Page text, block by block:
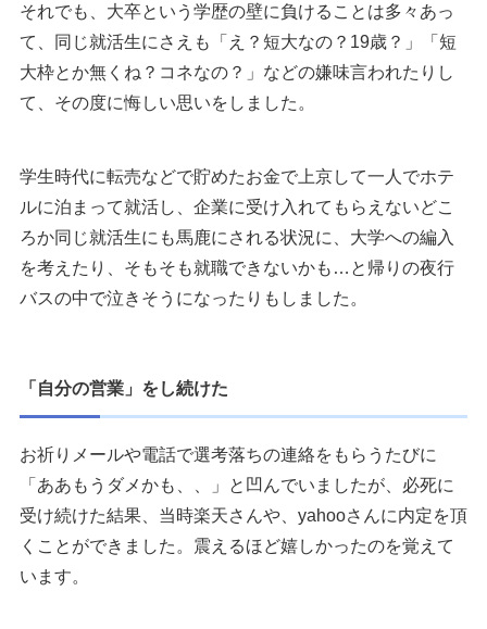
それでも、大卒という学歴の壁に負けることは多々あっ
て、同じ就活生にさえも「え？短大なの？19歳？」「短
大枠とか無くね？コネなの？」などの嫌味言われたりし
て、その度に悔しい思いをしました。
学生時代に転売などで貯めたお金で上京して一人でホテ
ルに泊まって就活し、企業に受け入れてもらえないどこ
ろか同じ就活生にも馬鹿にされる状況に、大学への編入
を考えたり、そもそも就職できないかも…と帰りの夜行
バスの中で泣きそうになったりもしました。
「自分の営業」をし続けた
お祈りメールや電話で選考落ちの連絡をもらうたびに
「ああもうダメかも、、」と凹んでいましたが、必死に
受け続けた結果、当時楽天さんや、yahooさんに内定を頂
くことができました。震えるほど嬉しかったのを覚えて
います。